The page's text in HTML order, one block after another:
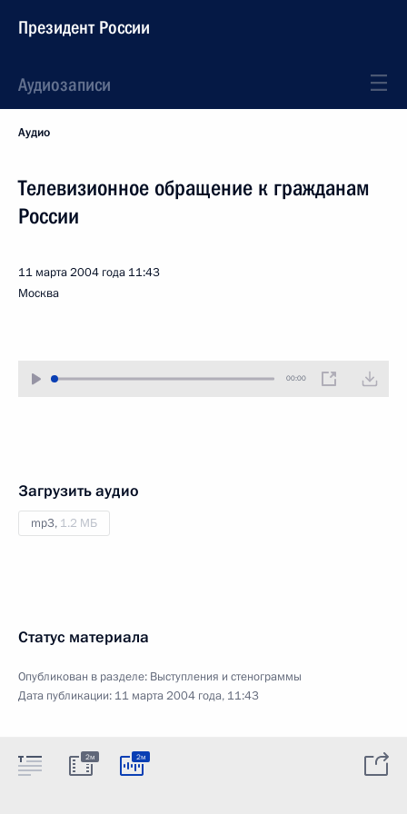
Президент России
Аудиозаписи
Аудио
Телевизионное обращение к гражданам
России
11 марта 2004 года 11:43
Москва
00:00
Загрузить аудио
mp3, 1.2 МБ
Статус материала
Опубликован в разделе: Выступления и стенограммы
Дата публикации: 11 марта 2004 года, 11:43
2м 2м